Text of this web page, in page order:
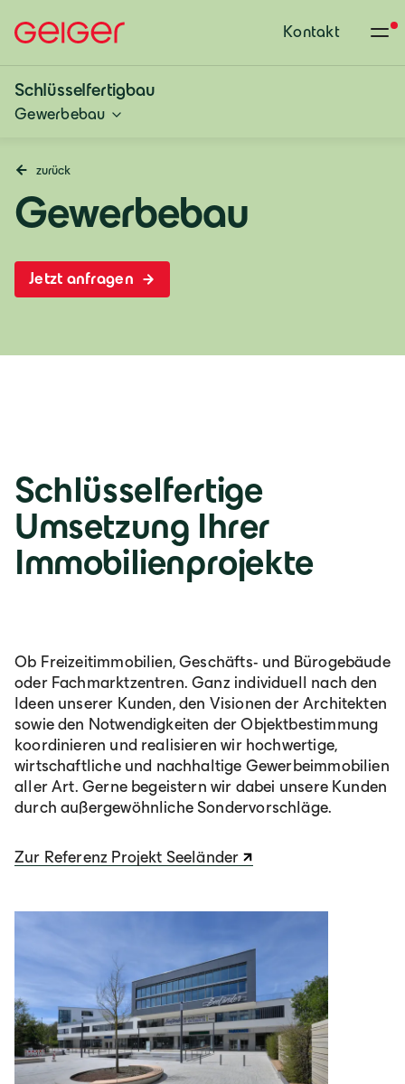
Kontakt
Schlüsselfertigbau
Gewerbebau
zurück
Gewerbebau
Jetzt anfragen
Schlüsselfertige
Umsetzung Ihrer
Immobilienprojekte
Ob Freizeitimmobilien, Geschäfts- und Bürogebäude
oder Fachmarktzentren. Ganz individuell nach den
Ideen unserer Kunden, den Visionen der Architekten
sowie den Notwendigkeiten der Objektbestimmung
koordinieren und realisieren wir hochwertige,
wirtschaftliche und nachhaltige Gewerbeimmobilien
aller Art. Gerne begeistern wir dabei unsere Kunden
durch außergewöhnliche Sondervorschläge.
Zur Referenz Projekt Seeländer
Österreich
Deutsch
Italia
România
Lb. română